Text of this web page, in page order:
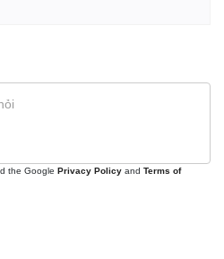
the Google Privacy Policy and Terms of